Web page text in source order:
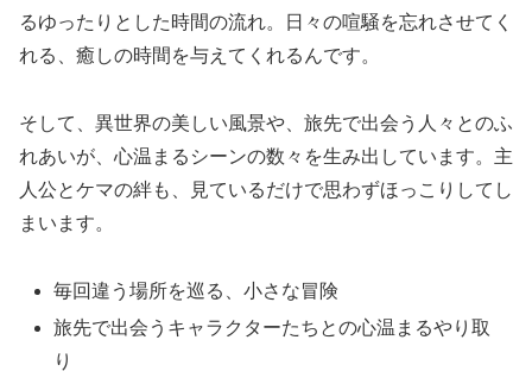
るゆったりとした時間の流れ。日々の喧騒を忘れさせてく
れる、癒しの時間を与えてくれるんです。
そして、異世界の美しい風景や、旅先で出会う人々とのふ
れあいが、心温まるシーンの数々を生み出しています。主
人公とケマの絆も、見ているだけで思わずほっこりしてし
まいます。
毎回違う場所を巡る、小さな冒険
旅先で出会うキャラクターたちとの心温まるやり取
り